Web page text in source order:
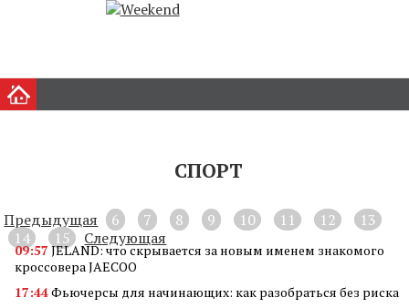
СПОРТ
Предыдущая 6 7 8 9 10 11 12
13
14
15 Следующая
09:57JELAND: что скрывается за новым именем знакомого
кроссовера JAECOO
17:44Фьючерсы для начинающих: как разобраться без риска